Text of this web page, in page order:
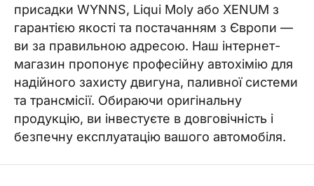
присадки WYNNS, Liqui Moly або XENUM з
гарантією якості та постачанням з Європи —
ви за правильною адресою. Наш інтернет-
магазин пропонує професійну автохімію для
надійного захисту двигуна, паливної системи
та трансмісії. Обираючи оригінальну
продукцію, ви інвестуєте в довговічність і
безпечну експлуатацію вашого автомобіля.